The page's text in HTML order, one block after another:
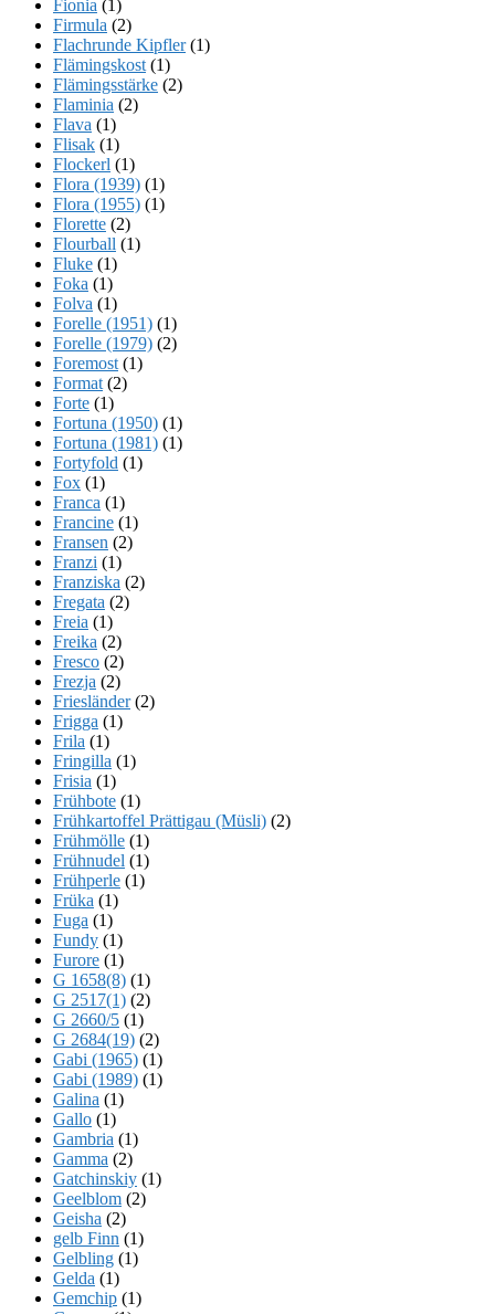
Fionia (1)
Firmula (2)
Flachrunde Kipfler(1)
Flämingskost (1)
Flämingsstärke (2)
Flaminia (2)
Flava (1)
Flisak (1)
Flockerl (1)
Flora (1939) (1)
Flora (1955) (1)
Florette (2)
Flourball (1)
Fluke (1)
Foka (1)
Folva (1)
Forelle (1951) (1)
Forelle (1979) (2)
Foremost (1)
Format (2)
Forte (1)
Fortuna (1950) (1)
Fortuna (1981) (1)
Fortyfold (1)
Fox (1)
Franca (1)
Francine (1)
Fransen (2)
Franzi (1)
Franziska (2)
Fregata (2)
Freia (1)
Freika (2)
Fresco (2)
Frezja (2)
Friesländer(2)
Frigga (1)
Frila (1)
Fringilla (1)
Frisia (1)
Frühbote (1)
Frühkartoffel Prättigau (Müsli) (2)
Frühmölle (1)
Frühnudel (1)
Frühperle (1)
Früka (1)
Fuga (1)
Fundy (1)
Furore (1)
G 1658(8) (1)
G 2517(1) (2)
G 2660/5 (1)
G 2684(19) (2)
Gabi (1965) (1)
Gabi (1989) (1)
Galina (1)
Gallo (1)
Gambria (1)
Gamma (2)
Gatchinskiy (1)
Geelblom (2)
Geisha (2)
gelb Finn (1)
Gelbling (1)
Gelda (1)
Gemchip (1)